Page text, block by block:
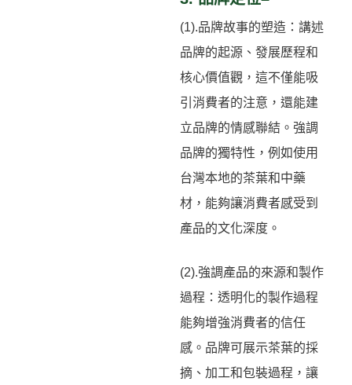
(1).品牌故事的塑造：講述
品牌的起源、發展歷程和
核心價值觀，這不僅能吸
引消費者的注意，還能建
立品牌的情感聯結。強調
品牌的獨特性，例如使用
台灣本地的茶葉和中藥
材，能夠讓消費者感受到
產品的文化深度。
(2).強調產品的來源和製作
過程：透明化的製作過程
能夠增強消費者的信任
感。品牌可展示茶葉的採
摘、加工和包裝過程，讓